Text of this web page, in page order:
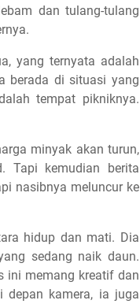
dan tulang-tulang
yang ternyata adalah
berada di situasi yang
tempat pikniknya.
minyak akan turun,
Tapi kemudian berita
nasibnya meluncur ke
hidup dan mati. Dia
sedang naik daun.
ini memang kreatif dan
depan kamera, ia juga